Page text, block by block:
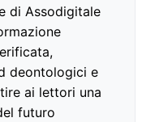
di Assodigitale
deontologici e
ai lettori una
futuro